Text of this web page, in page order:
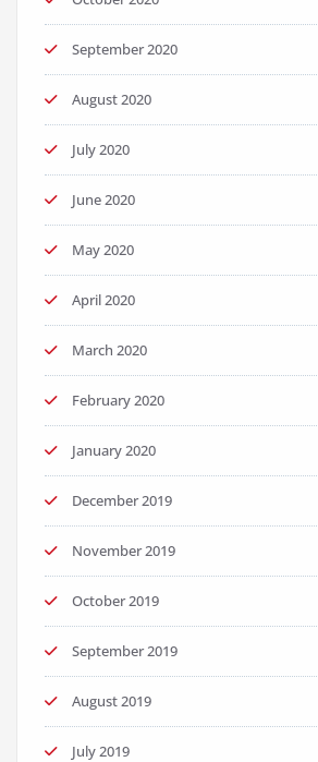
September 2020
August 2020
July 2020
June 2020
May 2020
April 2020
March 2020
February 2020
January 2020
December 2019
November 2019
October 2019
September 2019
August 2019
July 2019